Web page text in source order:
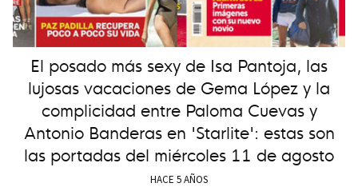
El posado más sexy de Isa Pantoja, las
lujosas vacaciones de Gema López y la
complicidad entre Paloma Cuevas y
Antonio Banderas en 'Starlite': estas son
las portadas del miércoles 11 de agosto
HACE 5 AÑOS